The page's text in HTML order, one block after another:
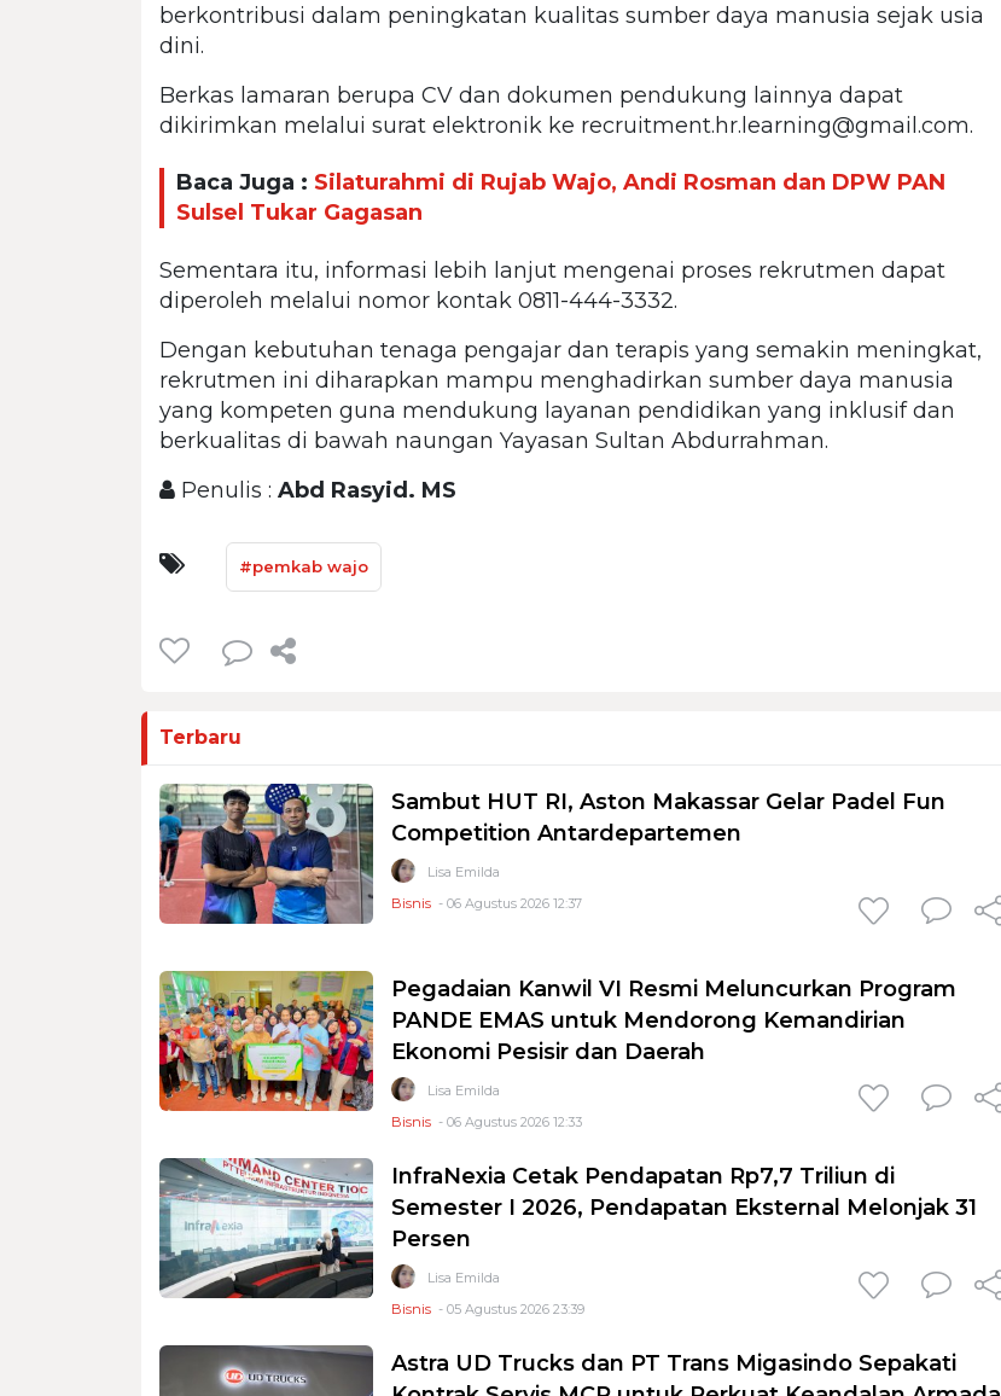
berkontribusi dalam peningkatan kualitas sumber daya manusia sejak usia
dini.
Berkas lamaran berupa CV dan dokumen pendukung lainnya dapat
dikirimkan melalui surat elektronik ke recruitment.hr.learning@gmail.com.
Baca Juga : Silaturahmi di Rujab Wajo, Andi Rosman dan DPW PAN
Sulsel Tukar Gagasan
Sementara itu, informasi lebih lanjut mengenai proses rekrutmen dapat
diperoleh melalui nomor kontak 0811-444-3332.
Dengan kebutuhan tenaga pengajar dan terapis yang semakin meningkat,
rekrutmen ini diharapkan mampu menghadirkan sumber daya manusia
yang kompeten guna mendukung layanan pendidikan yang inklusif dan
berkualitas di bawah naungan Yayasan Sultan Abdurrahman.
Penulis : Abd Rasyid. MS
#pemkab wajo
Terbaru
Sambut HUT RI, Aston Makassar Gelar Padel Fun
Competition Antardepartemen
Lisa Emilda
Bisnis - 06 Agustus 2026 12:37
Pegadaian Kanwil VI Resmi Meluncurkan Program
PANDE EMAS untuk Mendorong Kemandirian
Ekonomi Pesisir dan Daerah
Lisa Emilda
Bisnis - 06 Agustus 2026 12:33
InfraNexia Cetak Pendapatan Rp7,7 Triliun di
Semester I 2026, Pendapatan Eksternal Melonjak 31
Persen
Lisa Emilda
Bisnis - 05 Agustus 2026 23:39
Astra UD Trucks dan PT Trans Migasindo Sepakati